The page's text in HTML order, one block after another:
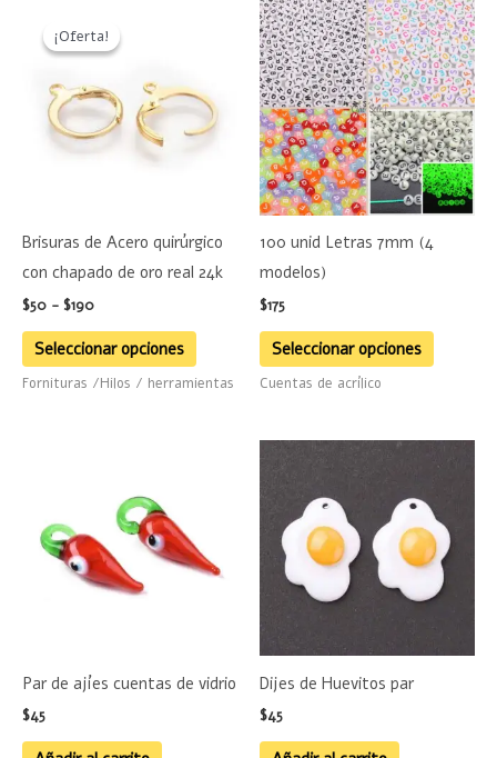
¡Oferta!
¡Oferta!
Brisuras de Acero quirúrgico
con chapado de oro real 24k
$50 - $190
de
precios:
$50
hasta
$190
Seleccionar opciones
producto
múltiples
variantes.
pueden
elegir
página
Fornituras /Hilos / herramientas
100 unid Letras 7mm (4
modelos)
$175
Seleccionar opciones
Este
producto
tiene
Las
opciones
pueden
página
Cuentas de acrílico
Par de ajíes cuentas de vidrio
$45
Dijes de Huevitos par
$45